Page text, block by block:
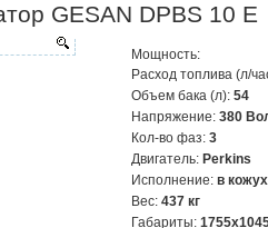
GESAN DPBS 10 E
Мощность:
Расход топлива (л/
Объем бака (л): 54
Напряжение: 380
Кол-во фаз: 3
Двигатель: Perkins
Исполнение: в
Вес: 437 кг
Габариты: